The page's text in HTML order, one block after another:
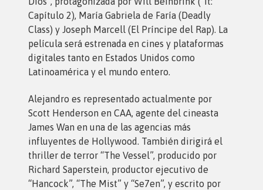
Capítulo 2), María Gabriela de Faría (Deadly
Class) y Joseph Marcell (El Príncipe del Rap). La
película será estrenada en cines y plataformas
digitales tanto en Estados Unidos como
Latinoamérica y el mundo entero.
Alejandro es representado actualmente por
Scott Henderson en CAA, agente del cineasta
James Wan en una de las agencias más
influyentes de Hollywood. También dirigirá el
thriller de terror “The Vessel”, producido por
Richard Saperstein, productor ejecutivo de
“Hancock”, “The Mist” y “Se7en”, y escrito por